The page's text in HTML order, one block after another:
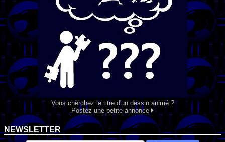
Vous cherchez le titre d'un dessin animé ?
Postez une petite annonce
NEWSLETTER